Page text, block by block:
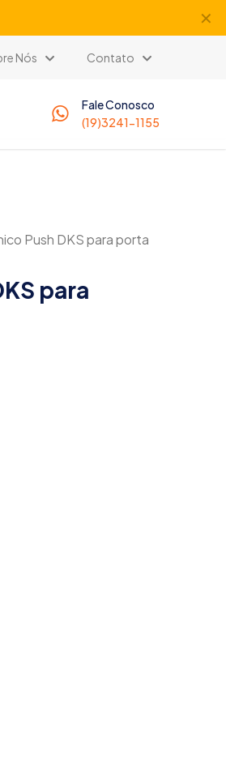
✕
Nós Contato
Fale Conosco
(19)3241-1155
Push DKS para porta
para